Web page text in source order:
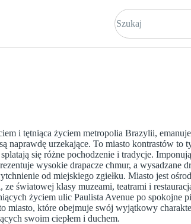
i tętniąca życiem metropolia Brazylii,
naprawdę urzekające. To miasto kontrastów to
się różne pochodzenie i tradycje.
wysokie drapacze chmur, a wysadzane
od miejskiego zgiełku. Miasto jest
światowej klasy muzeami, teatrami i
życiem ulic Paulista Avenue po spokojne
miasto, które obejmuje swój wyjątkowy
swoim ciepłem i duchem.